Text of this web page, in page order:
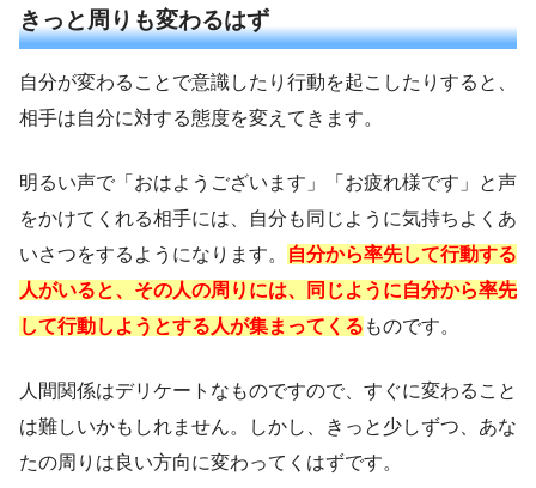
きっと周りも変わるはず
自分が変わることで意識したり行動を起こしたりすると、
相手は自分に対する態度を変えてきます。
明るい声で「おはようございます」「お疲れ様です」と声
をかけてくれる相手には、自分も同じように気持ちよくあ
いさつをするようになります。
自分から率先して行動する
人がいると、その人の周りには、同じように自分から率先
して行動しようとする人が集まってくる ものです。
人間関係はデリケートなものですので、すぐに変わること
は難しいかもしれません。しかし、きっと少しずつ、あな
たの周りは良い方向に変わってくはずです。